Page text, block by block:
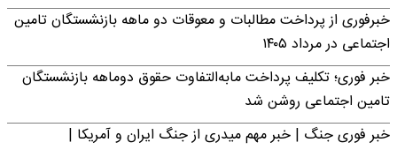
خبرفوری از پرداخت مطالبات و معوقات دو ماهه بازنشستگان تامین
اجتماعی در مرداد ۱۴۰۵
خبر فوری؛ تکلیف پرداخت مابه‌التفاوت حقوق دوماهه بازنشستگان
تامین اجتماعی روشن شد
خبر فوری جنگ | خبر مهم میدری از جنگ ایران و آمریکا |